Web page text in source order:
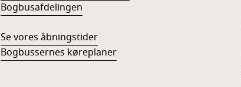
Bogbusafdelingen
Se vores åbningstider
Bogbussernes køreplaner